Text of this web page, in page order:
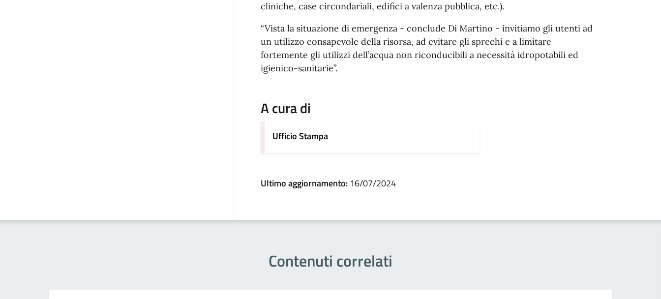
cliniche, case circondariali, edifici a valenza pubblica, etc.).
“Vista la situazione di emergenza - conclude Di Martino - invitiamo gli utenti ad
un utilizzo consapevole della risorsa, ad evitare gli sprechi e a limitare
fortemente gli utilizzi dell’acqua non riconducibili a necessità idropotabili ed
igienico-sanitarie”.
A cura di
Ufficio Stampa
Ultimo aggiornamento: 16/07/2024
Contenuti correlati